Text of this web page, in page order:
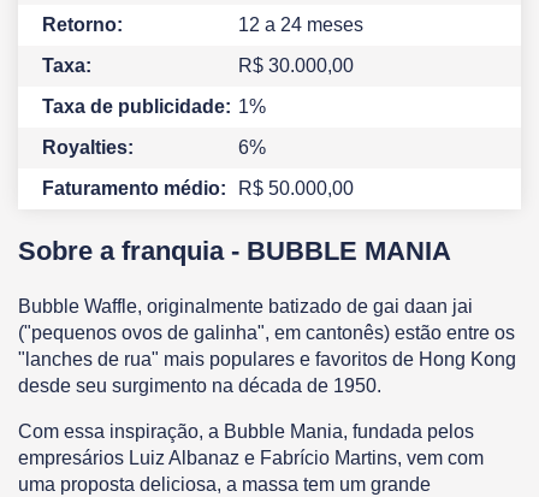
Retorno:
12 a 24 meses
Taxa:
R$ 30.000,00
Taxa de publicidade: 1%
Royalties:
6%
Faturamento médio:
R$ 50.000,00
Sobre a franquia - BUBBLE MANIA
Bubble Waffle, originalmente batizado de gai daan jai
("pequenos ovos de galinha", em cantonês) estão entre os
"lanches de rua" mais populares e favoritos de Hong Kong
desde seu surgimento na década de 1950.
Com essa inspiração, a Bubble Mania, fundada pelos
empresários Luiz Albanaz e Fabrício Martins, vem com
uma proposta deliciosa, a massa tem um grande